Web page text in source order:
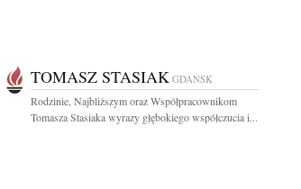
TOMASZ STASIAK GDAŃSK
Rodzinie, Najbliższym oraz Współpracownikom
Tomasza Stasiaka wyrazy głębokiego współczucia i...